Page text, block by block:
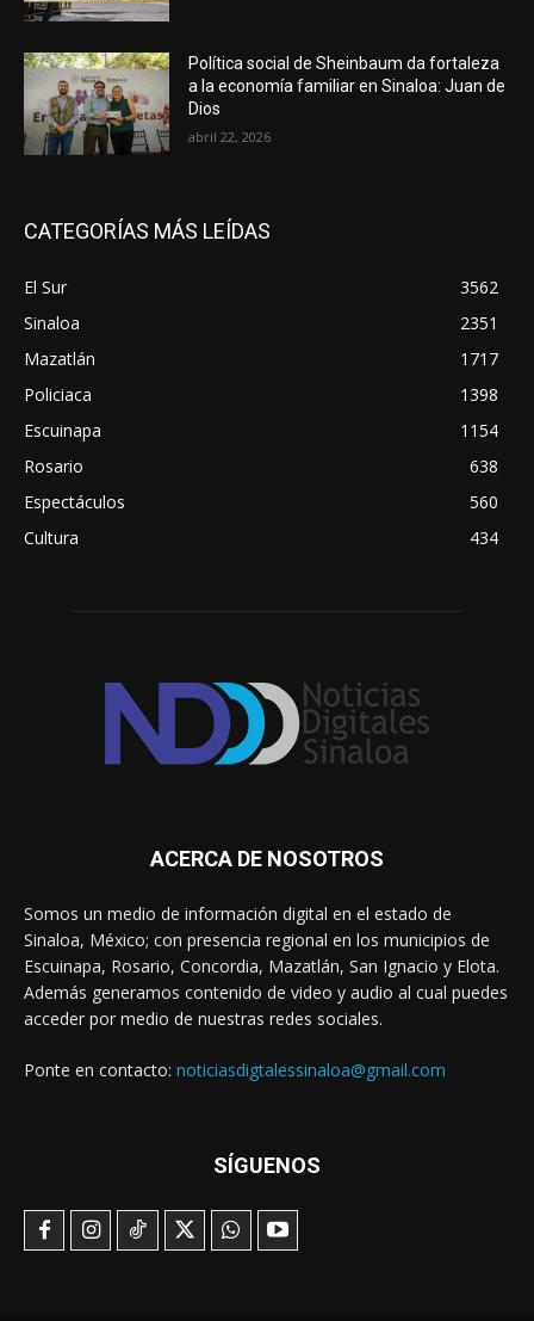
Política social de Sheinbaum da fortaleza
a la economía familiar en Sinaloa: Juan de
Dios
abril 22, 2026
CATEGORÍAS MÁS LEÍDAS
El Sur
3562
Sinaloa
2351
Mazatlán
1717
Policiaca
1398
Escuinapa
1154
Rosario
638
Espectáculos
560
Cultura
434
ACERCA DE NOSOTROS
Somos un medio de información digital en el estado de
Sinaloa, México; con presencia regional en los municipios de
Escuinapa, Rosario, Concordia, Mazatlán, San Ignacio y Elota.
Además generamos contenido de video y audio al cual puedes
acceder por medio de nuestras redes sociales.
Ponte en contacto: noticiasdigtalessinaloa@gmail.com
SÍGUENOS